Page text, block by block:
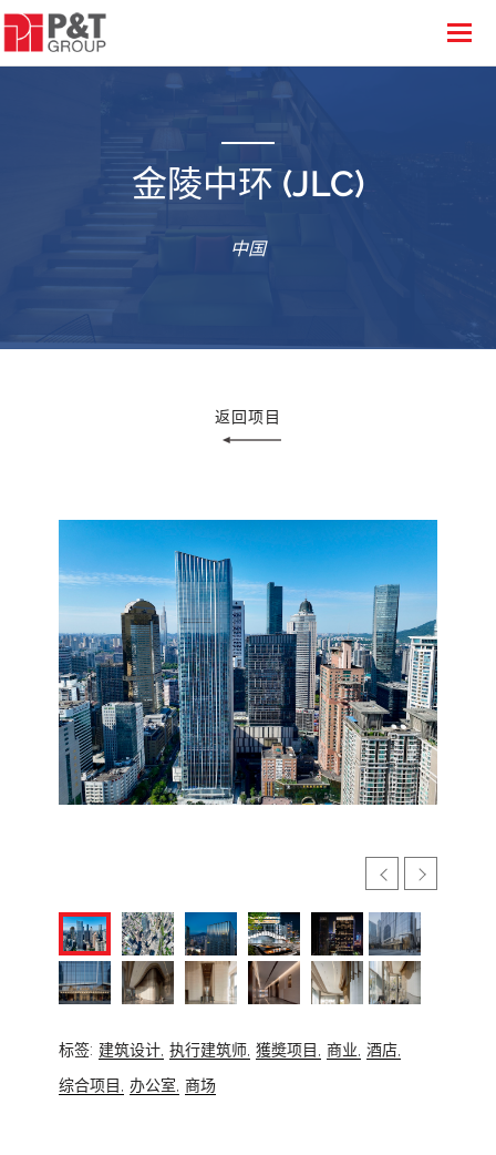
金陵中环 (JLC)
中国
返回项目
标签: 建筑设计, 执行建筑师, 獲奬项目, 商业, 酒店,
综合项目, 办公室, 商场